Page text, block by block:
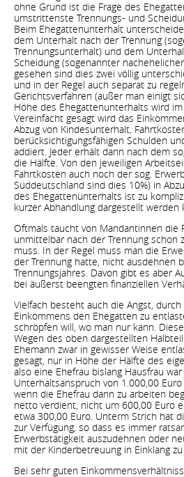
ohne Grund ist die Frage des
umstrittenste Trennungs- und
Beim Ehegattenunterhalt
dem Unterhalt nach der Trennung
Trennungsunterhalt) und dem
Scheidung (sogenannter
gesehen sind dies zwei völlig
und in der Regel auch separat zu
Gerichtsverfahren (außer man einigt
Höhe des Ehegattenunterhalts wird
Vereinfacht gesagt wird das
Abzug von Kindesunterhalt,
berücksichtigungsfähigen Schulden
addiert. Jeder erhält dann nach dem
die Hälfte. Von den jeweiligen
Fahrtkosten auch noch der sog.
Süddeutschland sind dies 10%) in
des Ehegattenunterhalts ist zu
kurzer Abhandlung dargestellt werden
Oftmals taucht von Mandantinnen die
unmittelbar nach der Trennung schon
muss. In der Regel muss man die
der Trennung hatte, nicht ausdehnen
Trennungsjahres. Davon gibt es aber
bei äußerst beengten finanziellen
Vielfach besteht auch die Angst,
Einkommens den Ehegatten zu
schröpfen will, wo man nur kann.
Wegen des oben dargestellten
Ehemann zwar in gewisser Weise
gesagt, nur in Höhe der Hälfte des
also eine Ehefrau bislang Hausfrau
Unterhaltsanspruch von 1.000,00
wenn die Ehefrau dann zu arbeiten
netto verdient, nicht um 600,00 Euro
etwa 300,00 Euro. Unterm Strich hat
zur Verfügung, so dass es immer
Erwerbstätigkeit auszudehnen oder
mit der Kinderbetreuung in Einklang
Bei sehr guten